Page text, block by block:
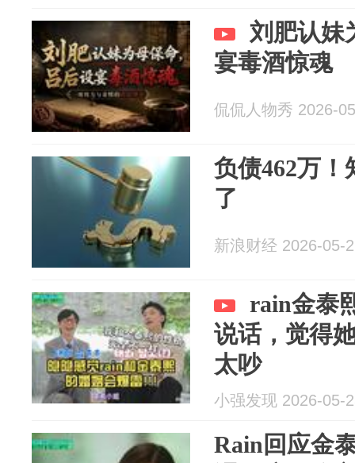
刘肥认妹
宴毒酒惊魂
侃侃人物秀 2026-
负债462万！
了
新浪财经 2026-05-
rain金泰
说话，觉得
太吵
小强发现 2026-05-
Rain回应金